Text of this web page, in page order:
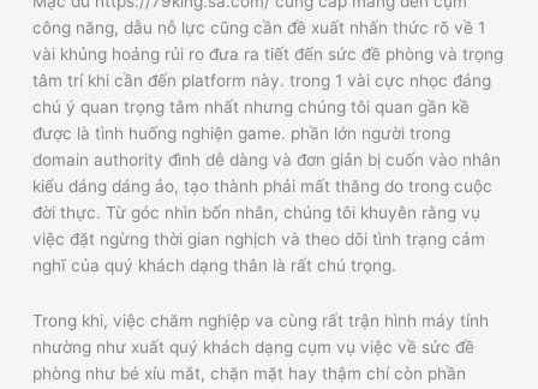
công năng, dẫu nỗ lực cũng cần đề xuất nhấn thức rõ về 1
vài khủng hoảng rủi ro đưa ra tiết đến sức đề phòng và trọng
tâm trí khi cần đến platform này. trong 1 vài cực nhọc đáng
chú ý quan trọng tâm nhất nhưng chúng tôi quan gần kề
được là tình huống nghiện game. phần lớn người trong
domain authority đình dễ dàng và đơn giản bị cuốn vào nhân
kiểu dáng dáng ảo, tạo thành phải mất thăng do trong cuộc
đời thực. Từ góc nhìn bốn nhân, chúng tôi khuyên rằng vụ
việc đặt ngừng thời gian nghịch và theo dõi tình trạng cảm
nghĩ của quý khách dạng thân là rất chú trọng.
Trong khi, việc chăm nghiệp va cùng rất trận hình máy tính
nhường như xuất quý khách dạng cụm vụ việc về sức đề
phòng như bé xíu mắt, chặn mặt hay thậm chí còn phần